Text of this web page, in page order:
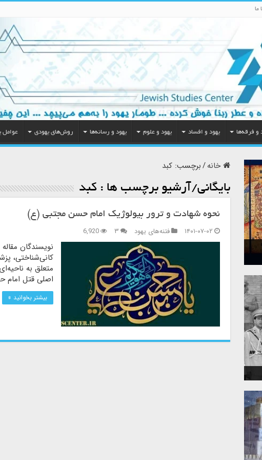
ما
و فرقه‌ها یهود و افساد یهود و علوم یهود و رسانه‌ها روش‌های یهودی عوامل
خانه/برچسب:کبد
بایگانی/آرشیو برچسب ها :کبد
نحوه شهادت و ترور بیولوژیک امام حسن مجتبی (ع)
۱۴۰۱-۰۷-۰۲
فتنه‌های یهود ۳ 6,920
نویسندگان مقاله
کانی‌شناختی،
متعلق به
اصلی قتل
بیشتر بخوانید »